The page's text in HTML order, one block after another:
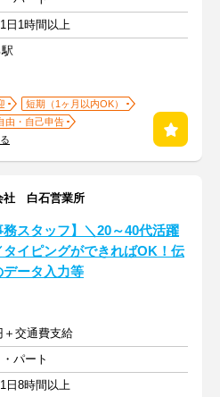
日1時間以上
短期（1ヶ月以内OK）
由・自己申告
社 白石営業所
務スタッフ】＼20～40代活躍
タイピングができればOK！伝
データ入力等
＋交通費支給
パート
日8時間以上